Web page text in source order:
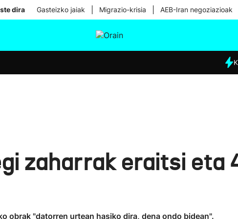
dira Gasteizko jaiak Migrazio-krisia AEB-Iran negoziazioak
Eguraldia
zaharrak eraitsi eta
obrak "datorren urtean hasiko dira, dena ondo bidean".